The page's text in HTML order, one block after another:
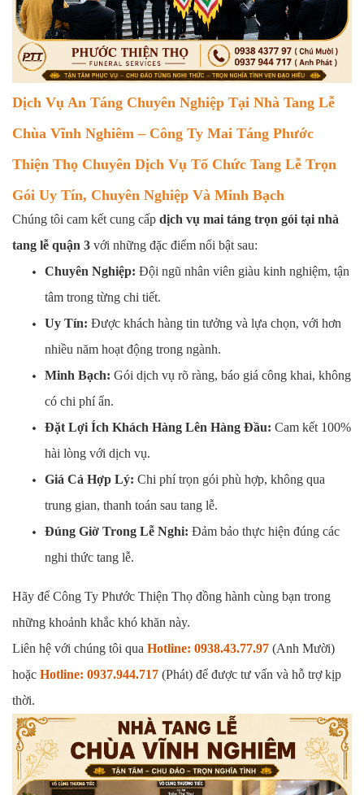
Dịch Vụ An Táng Chuyên Nghiệp Tại Nhà Tang Lễ
Chùa Vĩnh Nghiêm – Công Ty Mai Táng Phước
Thiện Thọ Chuyên Dịch Vụ Tổ Chức Tang Lễ Trọn
Gói Uy Tín, Chuyên Nghiệp Và Minh Bạch
Chúng tôi cam kết cung cấp dịch vụ mai táng trọn gói tại nhà
tang lễ quận 3 với những đặc điểm nổi bật sau:
Chuyên Nghiệp: Đội ngũ nhân viên giàu kinh nghiệm, tận
tâm trong từng chi tiết.
Uy Tín: Được khách hàng tin tưởng và lựa chọn, với hơn
nhiều năm hoạt động trong ngành.
Minh Bạch: Gói dịch vụ rõ ràng, báo giá công khai, không
có chi phí ẩn.
Đặt Lợi Ích Khách Hàng Lên Hàng Đầu: Cam kết 100%
hài lòng với dịch vụ.
Giá Cả Hợp Lý: Chi phí trọn gói phù hợp, không qua
trung gian, thanh toán sau tang lễ.
Đúng Giờ Trong Lễ Nghi: Đảm bảo thực hiện đúng các
nghi thức tang lễ.
Hãy để Công Ty Phước Thiện Thọ đồng hành cùng bạn trong
những khoảnh khắc khó khăn này.
Liên hệ với chúng tôi qua Hotline: 0938.43.77.97 (Anh Mười)
hoặc Hotline: 0937.944.717 (Phát) để được tư vấn và hỗ trợ kịp
thời.